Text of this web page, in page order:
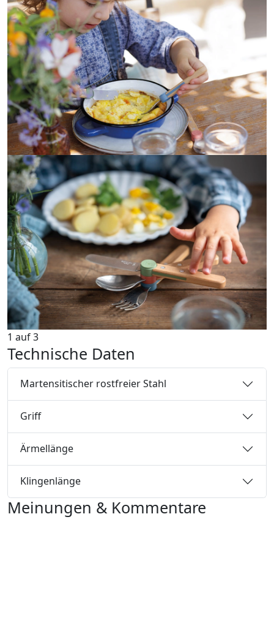
1 auf3
Technische Daten
Martensitischer rostfreier Stahl
Griff
Ärmellänge
Klingenlänge
Meinungen & Kommentare